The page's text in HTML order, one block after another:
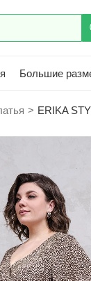
Большие
> ERIKA